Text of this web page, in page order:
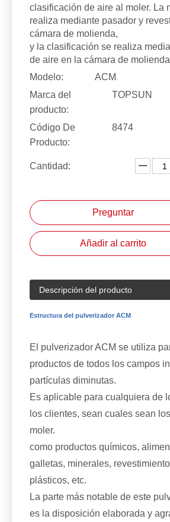
clasificación de aire al moler. La
realiza mediante pasador y
cámara de molienda,
y la clasificación se realiza
de aire en la cámara de molienda
Modelo:
ACM
Marca del
producto:
TOPSUN
Código De
Producto:
8474
Cantidad:
Preguntar
Añadir al carrito
Descripción del producto
Estructura del pulverizador ACM
El pulverizador ACM se utiliza
productos de todos los campos
partículas diminutas.
Es aplicable para cualquiera de
los clientes, sean cuales sean
moler.
como productos químicos,
galletas, minerales,
plásticos, etc.
La parte más notable de este
es la disposición elaborada y